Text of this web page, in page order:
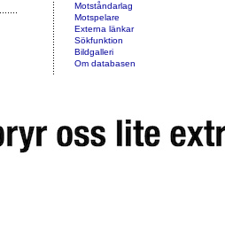
Motståndarlag
Motspelare
Externa länkar
Sökfunktion
Bildgalleri
Om databasen